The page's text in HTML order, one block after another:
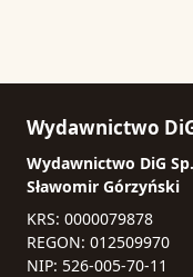
Wydawnictwo
Wydawnictwo DiG
Sławomir Górzyński
KRS: 0000079878
REGON: 012509970
NIP: 526-005-70-11